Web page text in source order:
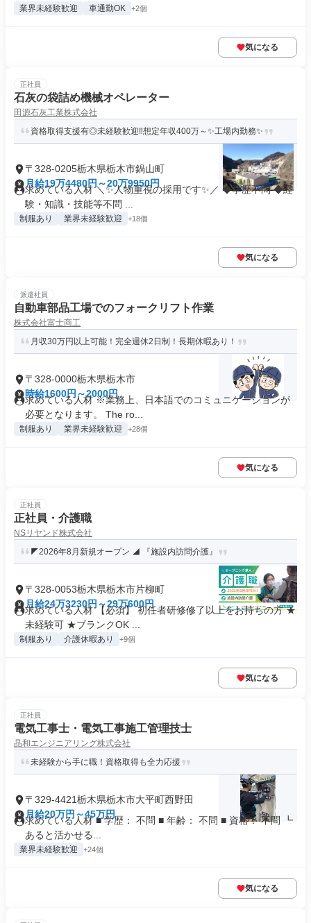
業界未経験歓迎 車通勤OK +2個
気になる
正社員
石灰の袋詰め機械オペレーター
田源石灰工業株式会社
資格取得支援有◎未経験歓迎‼想定年収400万～✨工場内勤務✨
〒328-0205栃木県栃木市鍋山町
月給19万4480円～20万9950円
求めている人材 ＼✨人物重視の採用です✨／ ◆学歴不問 ◆経
験・知識・技能等不問 ...
制服あり 業界未経験歓迎 +18個
気になる
派遣社員
自動車部品工場でのフォークリフト作業
株式会社富士商工
月収30万円以上可能！完全週休2日制！長期休暇あり！
〒328-0000栃木県栃木市
時給1600円～2000円
求めている人材 ※業務上、日本語でのコミュニケーションが
必要となります。 The ro...
制服あり 業界未経験歓迎 +28個
気になる
正社員
正社員・介護職
NSリヤンド株式会社
◤2026年8月新規オープン ◢ 『施設内訪問介護』
〒328-0053栃木県栃木市片柳町
月給24万3230円～29万600円
求めている人材 【必須】 初任者研修修了以上をお持ちの方 ★
未経験可 ★ブランクOK ...
制服あり 介護休暇あり +9個
気になる
正社員
電気工事士・電気工事施工管理技士
晶和エンジニアリング株式会社
未経験から手に職！資格取得も全力応援
〒329-4421栃木県栃木市大平町西野田
月給20万円～45万円
求めている人材 ■ 学歴： 不問 ■ 年齢： 不問 ■ 資格： 不問 ┗
あると活かせる...
業界未経験歓迎 +24個
気になる